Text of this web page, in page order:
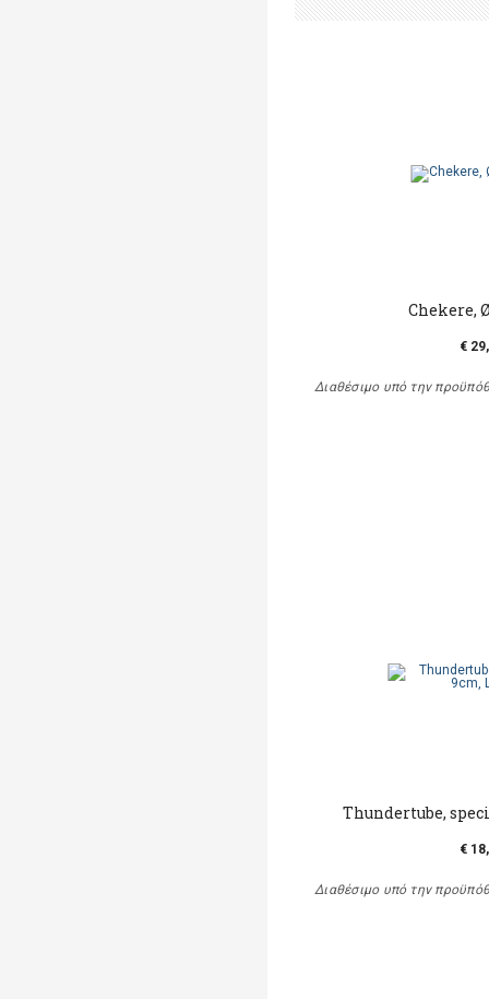
Chekere,
€
Διαθέσιμο υπό την
Thundertube,
€
Διαθέσιμο υπό την